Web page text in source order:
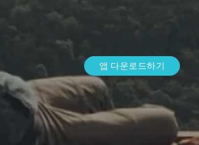
앱 다운로드하기